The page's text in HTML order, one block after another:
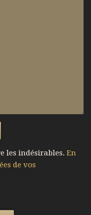
les indésirables. En
de vos